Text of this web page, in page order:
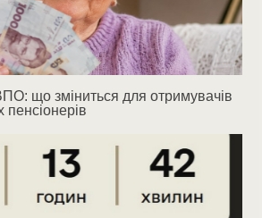
що зміниться для отримувачів
пенсіонерів